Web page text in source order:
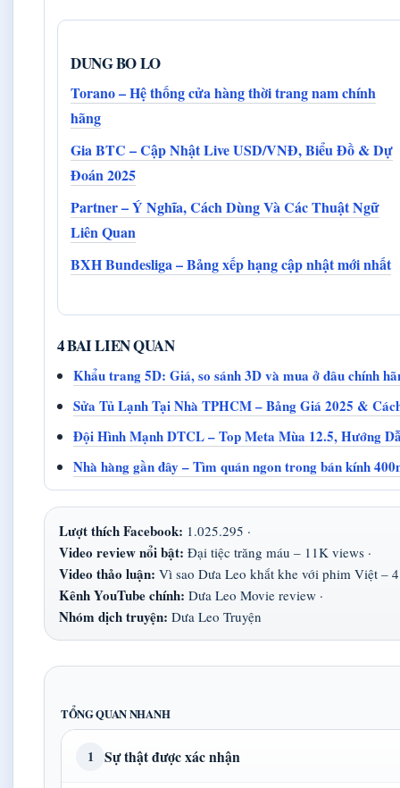
DUNG BO LO
Torano – Hệ thống cửa hàng thời trang nam chính
hãng
Gia BTC – Cập Nhật Live USD/VNĐ, Biểu Đồ & Dự
Đoán 2025
Partner – Ý Nghĩa, Cách Dùng Và Các Thuật Ngữ
Liên Quan
BXH Bundesliga – Bảng xếp hạng cập nhật mới nhất
4 BAI LIEN QUAN
Khẩu trang 5D: Giá, so sánh 3D và mua ở đâu chính
Sửa Tủ Lạnh Tại Nhà TPHCM – Bảng Giá 2025 &
Đội Hình Mạnh DTCL – Top Meta Mùa 12.5, Hướng
Nhà hàng gần đây – Tìm quán ngon trong bán kính
Lượt thích Facebook: 1.025.295 ·
Video review nổi bật: Đại tiệc trăng máu – 11K views ·
Video thảo luận: Vì sao Dưa Leo khắt khe với phim Việt –
Kênh YouTube chính: Dưa Leo Movie review ·
Nhóm dịch truyện: Dưa Leo Truyện
TỔNG QUAN NHANH
1 Sự thật được xác nhận